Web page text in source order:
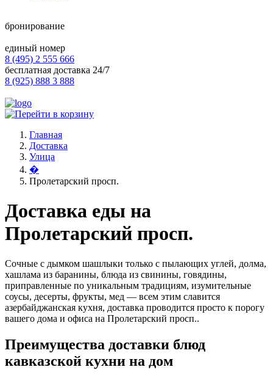
бронирование
единый номер
8 (495) 2 555 666
бесплатная доставка 24/7
8 (925) 888 3 888
Главная
Доставка
Улица
�
Пролетарский просп.
Доставка еды на
Пролетарский просп.
Сочные с дымком шашлыки только с пылающих углей, долма,
хашлама из баранины, блюда из свинины, говядины,
приправленные по уникальным традициям, изумительные
соусы, десерты, фрукты, мед — всем этим славится
азербайджанская кухня, доставка проводится просто к порогу
вашего дома и офиса на Пролетарский просп..
Преимущества доставки блюд
кавказской кухни на дом